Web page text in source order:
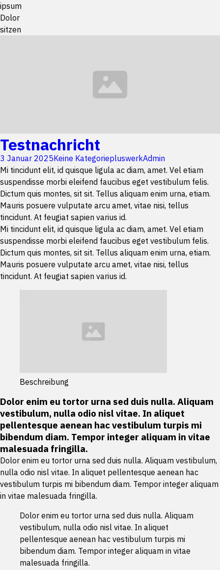
ipsum
Dolor
sitzen
Testnachricht
3 Januar 2025Keine KategoriepluswerkAdmin
Mi tincidunt elit, id quisque ligula ac diam, amet. Vel etiam
suspendisse morbi eleifend faucibus eget vestibulum felis.
Dictum quis montes, sit sit. Tellus aliquam enim urna, etiam.
Mauris posuere vulputate arcu amet, vitae nisi, tellus
tincidunt. At feugiat sapien varius id.
Mi tincidunt elit, id quisque ligula ac diam, amet. Vel etiam
suspendisse morbi eleifend faucibus eget vestibulum felis.
Dictum quis montes, sit sit. Tellus aliquam enim urna, etiam.
Mauris posuere vulputate arcu amet, vitae nisi, tellus
tincidunt. At feugiat sapien varius id.
Beschreibung
Dolor enim eu tortor urna sed duis nulla. Aliquam
vestibulum, nulla odio nisl vitae. In aliquet
pellentesque aenean hac vestibulum turpis mi
bibendum diam. Tempor integer aliquam in vitae
malesuada fringilla.
Dolor enim eu tortor urna sed duis nulla. Aliquam vestibulum,
nulla odio nisl vitae. In aliquet pellentesque aenean hac
vestibulum turpis mi bibendum diam. Tempor integer aliquam
in vitae malesuada fringilla.
Dolor enim eu tortor urna sed duis nulla. Aliquam
vestibulum, nulla odio nisl vitae. In aliquet
pellentesque aenean hac vestibulum turpis mi
bibendum diam. Tempor integer aliquam in vitae
malesuada fringilla.